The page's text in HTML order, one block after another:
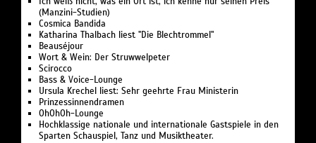
(Manzini-Studien)
Cosmica Bandida
Katharina Thalbach liest "Die Blechtrommel"
Beauséjour
Wort & Wein: Der Struwwelpeter
Scirocco
Bass & Voice-Lounge
Ursula Krechel liest: Sehr geehrte Frau Ministerin
Prinzessinnendramen
OhOhOh-Lounge
Hochklassige nationale und internationale Gastspiele in den
Sparten Schauspiel, Tanz und Musiktheater.